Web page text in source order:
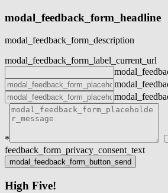
modal_feedback_form_headline
modal_feedback_form_description
modal_feedback_form_label_current_url
*
feedback_form_privacy_consent_text
High Five!